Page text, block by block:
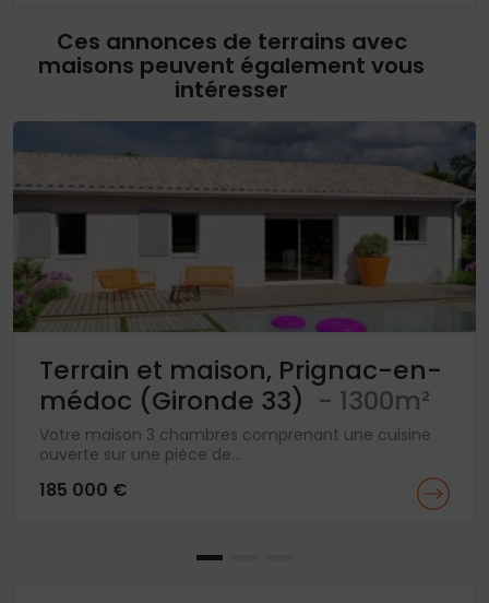
Ces annonces de terrains avec
maisons peuvent également vous
intéresser
Terrain et maison, Prignac-en-
médoc (Gironde 33) - 1300m²
Votre maison 3 chambres comprenant une cuisine
ouverte sur une pièce de...
185 000 €